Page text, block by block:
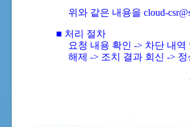
위와 같은 내용을 cloud-
■ 처리 절차
요청 내용 확인 -> 차단 내
해제 -> 조치 결과 회신 ->